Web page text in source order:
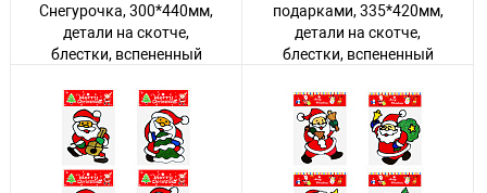
Снегурочка, 300*440мм,
детали на скотче,
блестки, вспененный
Авторизуйтесь, чтобы
увидеть цену
3 товара
подарками, 335*420мм,
детали на скотче,
блестки, вспененный
Авторизуйтесь, чтобы
увидеть цену
5 товаров